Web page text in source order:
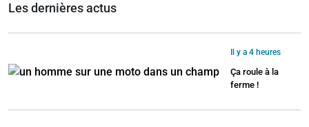
Les dernières actus
Il y a 4 heures
Ça roule à la
ferme !